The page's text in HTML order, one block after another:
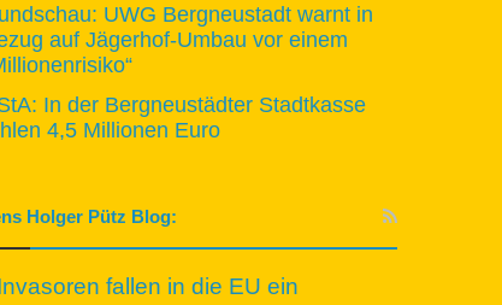
UWG Bergneustadt warnt in
auf Jägerhof-Umbau vor einem
In der Bergneustädter Stadtkasse
4,5 Millionen Euro
Holger Pütz Blog:
fallen in die EU ein